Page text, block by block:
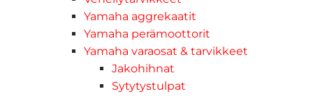
Yamaha aggrekaatit
Yamaha perämoottorit
Yamaha varaosat & tarvikkeet
Jakohihnat
Sytytystulpat